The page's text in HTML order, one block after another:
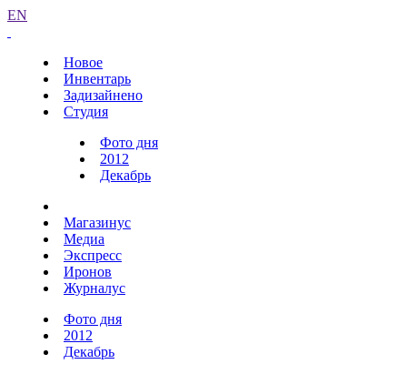
EN
Новое
Инвентарь
Задизайнено
Студия
Фото дня
2012
Декабрь
Магазинус
Медиа
Экспресс
Иронов
Журналус
Фото дня
2012
Декабрь